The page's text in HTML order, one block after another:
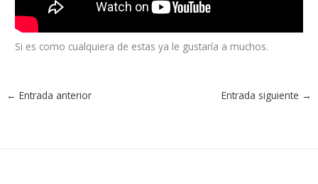
Si es como cualquiera de estas ya le gustaría a muchos.
← Entrada anterior Entrada siguiente →